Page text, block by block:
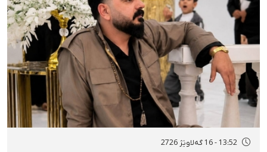
13:52 - 16 گەلاوێژ 2726